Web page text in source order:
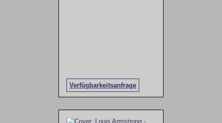
Verfügbarkeitsanfrage